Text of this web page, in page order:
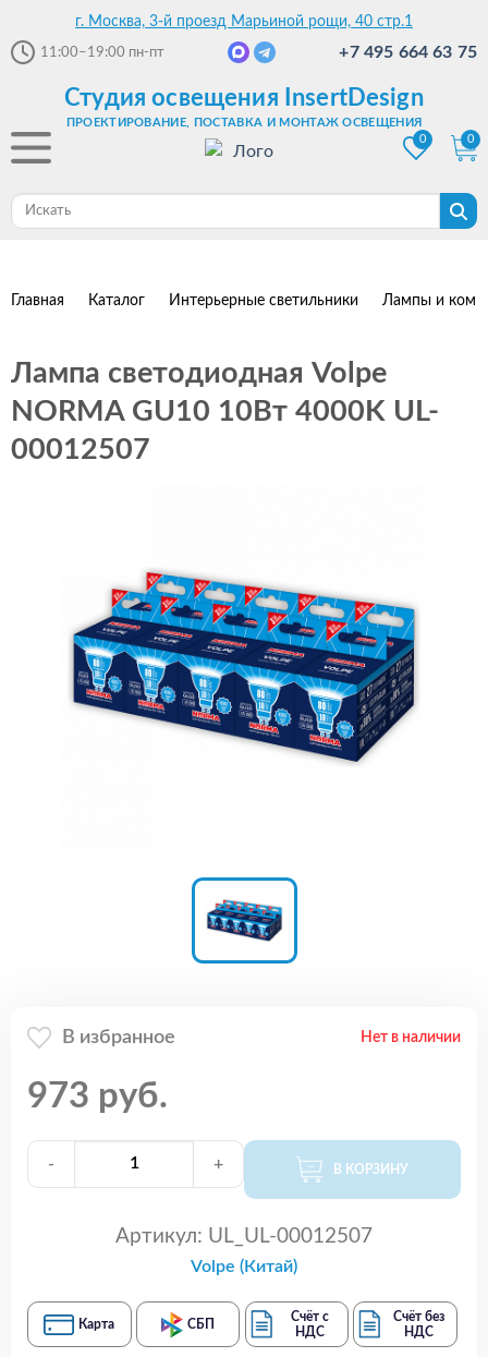
г. Москва, 3-й проезд Марьиной рощи, 40 стр.1
11:00–19:00 пн-пт +7 495 664 63 75
Студия освещения InsertDesign
ПРОЕКТИРОВАНИЕ, ПОСТАВКА И МОНТАЖ ОСВЕЩЕНИЯ
0
0
Главная Каталог Интерьерные светильники Лампы и
Лампа светодиодная Volpe
NORMA GU10 10Вт 4000K UL-
00012507
В избранное Нет в наличии
973 руб.
- + В КОРЗИНУ
Артикул: UL_UL-00012507
Volpe (Китай)
Карта СБП
Счёт с
НДС
Счёт без
НДС